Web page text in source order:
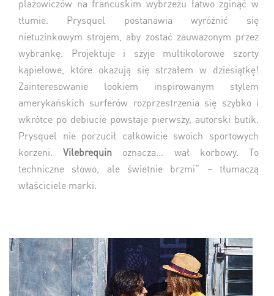
plażowiczów na francuskim wybrzeżu łatwo zginąć w
tłumie. Prysquel postanawia wyróżnić się
nietuzinkowym strojem, aby zostać zauważonym przez
wybrankę. Projektuje i szyje multikolorowe szorty
kąpielowe, które okazują się strzałem w dziesiątkę!
Zainteresowanie lookiem inspirowanym stylem
amerykańskich surferów rozprzestrzenia się szybko i
wkrótce po debiucie powstaje pierwszy, autorski butik.
Prysquel nie porzucił całkowicie swoich sportowych
korzeni.Vilebrequin oznacza… wał korbowy. To
techniczne słowo, ale świetnie brzmi” – tłumaczą
właściciele marki.